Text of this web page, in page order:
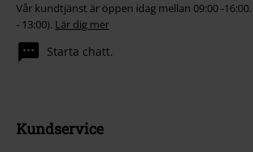
Vår kundtjänst är öppen idag mellan 09:00 -
- 13:00). Lär dig mer
Starta chatt.
Kundservice